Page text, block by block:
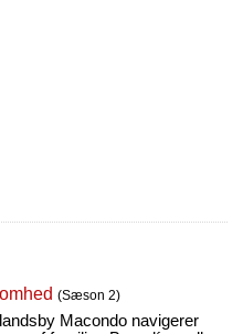
(Sæson 2)
Macondo navigerer